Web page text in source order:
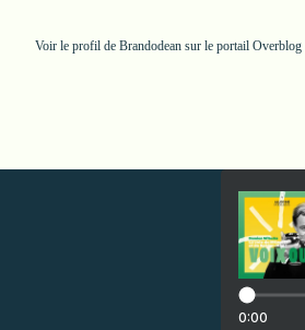
Voir le profil de Brandodean sur le portail Overblog
0:00